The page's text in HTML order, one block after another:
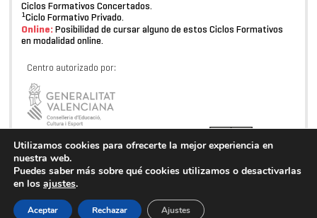
Ciclos Formativos Concertados.
1Ciclo Formativo Privado.
Online:Posibilidad de cursar alguno de estos Ciclos Formativos
en modalidad online.
Centro autorizado por:
Utilizamos cookies para ofrecerte la mejor experiencia en
nuestra web.
Puedes saber más sobre qué cookies utilizamos o desactivarlas
en los ajustes.
Aceptar Rechazar Ajustes